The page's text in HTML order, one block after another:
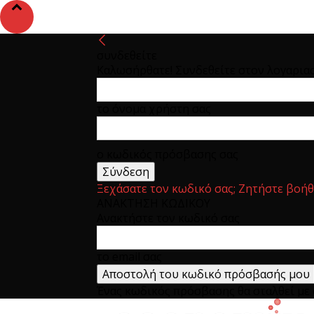
Ξεχάσατε τον κωδικό σας; Ζητήστε